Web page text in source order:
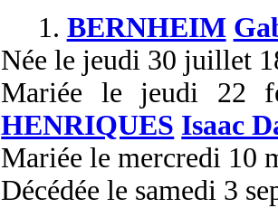
1. BERNHEIM
Née le jeudi 30 juillet
Mariée le jeudi 22
HENRIQUES Isaac
Mariée le mercredi 10
Décédée le samedi 3